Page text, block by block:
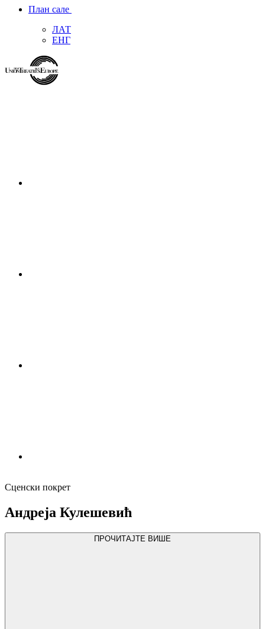
План сале
ЛАТ
ЕНГ
Сценски покрет
Андреја Кулешевић
ПРОЧИТАЈТЕ ВИШЕ